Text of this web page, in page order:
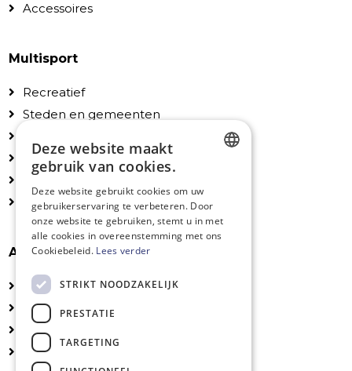
Accessoires
Multisport
Recreatief
Steden en gemeenten
Particulieren
Accessoires
Algemeen
Technische fiches
Installatie
UV-veilige kleuren
Logo's en belijning
FRENCH
ENGLISH
Deze website maakt
gebruik van cookies.
Deze website gebruikt cookies om uw
gebruikerservaring te verbeteren. Door
onze website te gebruiken, stemt u in met
alle cookies in overeenstemming met ons
Cookiebeleid. Lees verder
STRIKT NOODZAKELIJK
PRESTATIE
TARGETING